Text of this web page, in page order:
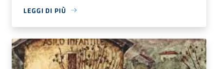
LEGGI DI PIÙ